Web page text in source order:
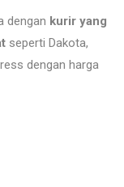
dengan kurir yang
seperti Dakota,
dengan harga